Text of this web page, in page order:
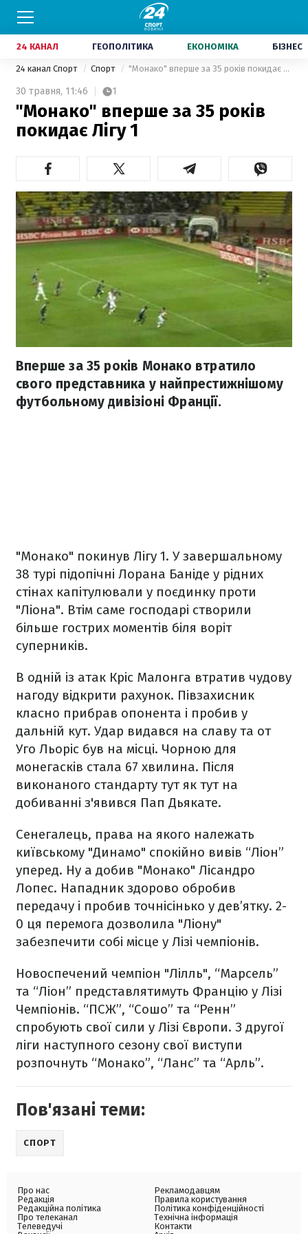
24 КАНАЛ ГЕОПОЛІТИКА ЕКОНОМІКА БІЗНЕС
24 канал Спорт Спорт "Монако" вперше за 35 років покидає Лігу 1
30 травня, 11:46 1
"Монако" вперше за 35 років
покидає Лігу 1
Вперше за 35 років Монако втратило
свого представника у найпрестижнішому
футбольному дивізіоні Франції.
"Монако" покинув Лігу 1. У завершальному
38 турі підопічні Лорана Баніде у рідних
стінах капітулювали у поєдинку проти
"Ліона". Втім саме господарі створили
більше гострих моментів біля воріт
суперників.
В одній із атак Кріс Малонга втратив чудову
нагоду відкрити рахунок. Півзахисник
класно прибрав опонента і пробив у
дальній кут. Удар видався на славу та от
Уго Льоріс був на місці. Чорною для
монегасків стала 67 хвилина. Після
виконаного стандарту тут як тут на
добиванні з'явився Пап Дьякате.
Сенегалець, права на якого належать
київському "Динамо" спокійно вивів “Ліон”
уперед. Ну а добив "Монако" Лісандро
Лопес. Нападник здорово обробив
передачу і пробив точнісінько у дев’ятку. 2-
0 ця перемога дозволила "Ліону"
забезпечити собі місце у Лізі чемпіонів.
Новоспечений чемпіон "Лілль", “Марсель”
та “Ліон” представлятимуть Францію у Лізі
Чемпіонів. “ПСЖ”, “Сошо” та “Ренн”
спробують свої сили у Лізі Європи. З другої
ліги наступного сезону свої виступи
розпочнуть “Монако”, “Ланс” та “Арль”.
Пов'язані теми:
СПОРТ
Про нас
Редакція
Редакційна політика
Про телеканал
Телеведучі
Рекламодавцям
Правила користування
Політика конфіденційності
Технічна інформація
Контакти